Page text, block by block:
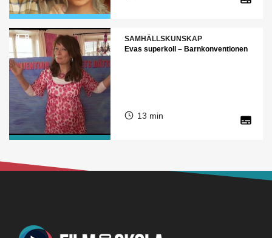
SAMHÄLLSKUNSKAP
Evas superkoll – Barnkonventionen
13 min